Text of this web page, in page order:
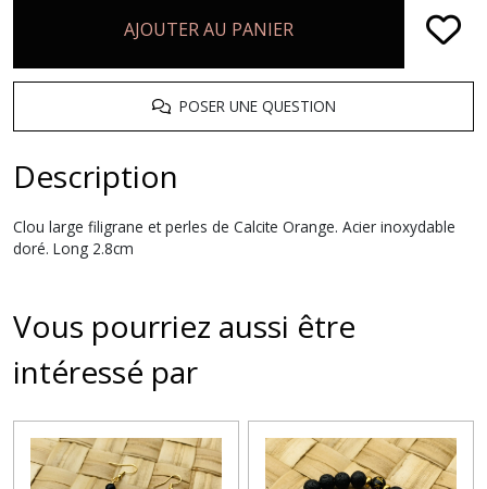
AJOUTER AU PANIER
POSER UNE QUESTION
Description
Clou large filigrane et perles de Calcite Orange. Acier inoxydable
doré. Long 2.8cm
Vous pourriez aussi être
intéressé par